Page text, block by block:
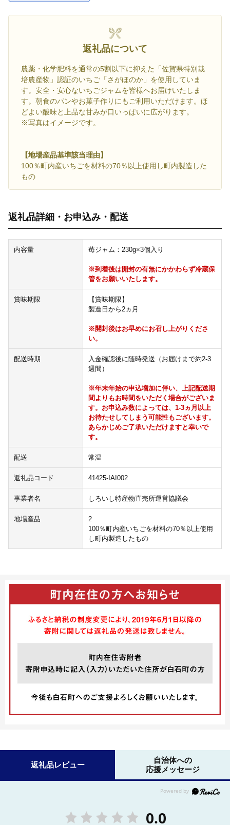
返礼品について
農薬・化学肥料を通常の5割以下に抑えた「佐賀県特別栽
培農産物」認証のいちご「さがほのか」を使用していま
す。安全・安心ないちごジャムを皆様へお届けいたしま
す。朝食のパンやお菓子作りにもご利用いただけます。ほ
どよい酸味と上品な甘みが口いっぱいに広がります。
※写真はイメージです。
【地場産品基準該当理由】
100％町内産いちごを材料の70％以上使用し町内製造した
もの
返礼品詳細・お申込み・配送
内容量 苺ジャム：230g×3個入り
※到着後は開封の有無にかかわらず冷蔵保
管をお願いいたします。
賞味期限
【賞味期限】
製造日から2ヵ月
※開封後はお早めにお召し上がりくださ
い。
配送時期
入金確認後に随時発送（お届けまで約2-3
週間）
※年末年始の申込増加に伴い、上記配送期
間よりもお時間をいただく場合がございま
す。お申込み数によっては、1-3ヵ月以上
お待たせしてしまう可能性もございます。
あらかじめご了承いただけますと幸いで
す。
配送 常温
返礼品コード 41425-IAI002
事業者名 しろいし特産物直売所運営協議会
地場産品
2
100％町内産いちごを材料の70％以上使用
し町内製造したもの
返礼品レビュー
自治体への
応援メッセージ
0.0